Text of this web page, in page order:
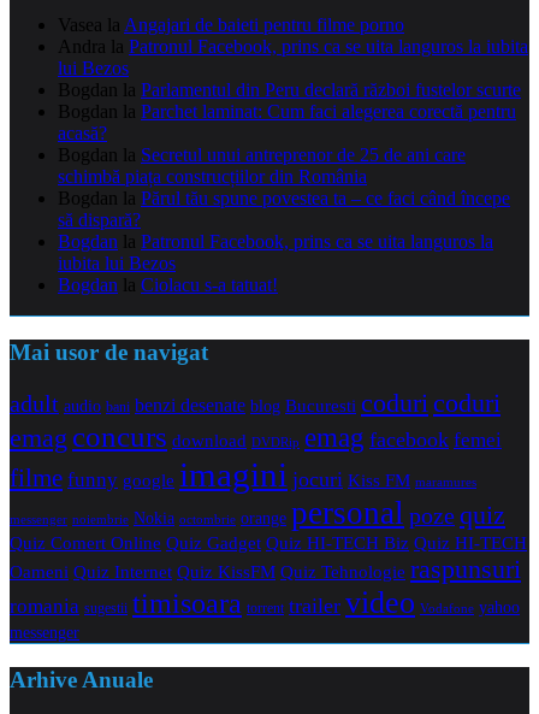
Vasea la Angajari de baieti pentru filme porno
Andra la Patronul Facebook, prins ca se uita languros la iubita
lui Bezos
Bogdan la Parlamentul din Peru declară război fustelor scurte
Bogdan la Parchet laminat: Cum faci alegerea corectă pentru
acasă?
Bogdan la Secretul unui antreprenor de 25 de ani care
schimbă piața construcțiilor din România
Bogdan la Părul tău spune povestea ta – ce faci când începe
să dispară?
Bogdan la Patronul Facebook, prins ca se uita languros la
iubita lui Bezos
Bogdan la Ciolacu s-a tatuat!
Mai usor de navigat
adult audio bani benzi desenate blog Bucuresti coduricoduri
emag concurs download DVDRip emag facebook femei
filme funny google imagini jocuri Kiss FM maramures
messenger noiembrie Nokia octombrie orange personal pozequiz
Quiz Comert Online Quiz Gadget Quiz HI-TECH Biz Quiz HI-TECH
Oameni Quiz Internet Quiz KissFM Quiz Tehnologie raspunsuri
romania sugestii timisoara torrent trailer video Vodafone yahoo
messenger
Arhive Anuale